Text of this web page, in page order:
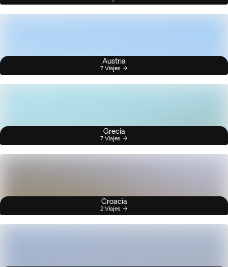
Austria
7 Viajes
Grecia
7 Viajes
Croacia
2 Viajes